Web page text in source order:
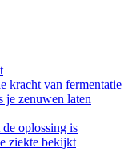
kracht van fermentatie
je zenuwen laten
oplossing is
ziekte bekijkt